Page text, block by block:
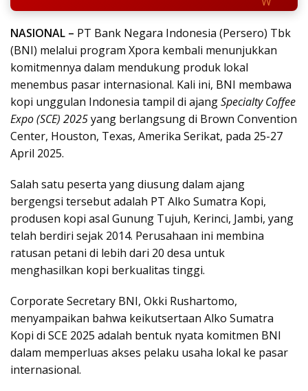
NASIONAL – PT Bank Negara Indonesia (Persero) Tbk
(BNI) melalui program Xpora kembali menunjukkan
komitmennya dalam mendukung produk lokal
menembus pasar internasional. Kali ini, BNI membawa
kopi unggulan Indonesia tampil di ajangSpecialty Coffee
Expo (SCE) 2025yang berlangsung di Brown Convention
Center, Houston, Texas, Amerika Serikat, pada 25-27
April 2025.
Salah satu peserta yang diusung dalam ajang
bergengsi tersebut adalah PT Alko Sumatra Kopi,
produsen kopi asal Gunung Tujuh, Kerinci, Jambi, yang
telah berdiri sejak 2014. Perusahaan ini membina
ratusan petani di lebih dari 20 desa untuk
menghasilkan kopi berkualitas tinggi.
Corporate Secretary BNI, Okki Rushartomo,
menyampaikan bahwa keikutsertaan Alko Sumatra
Kopi di SCE 2025 adalah bentuk nyata komitmen BNI
dalam memperluas akses pelaku usaha lokal ke pasar
internasional.